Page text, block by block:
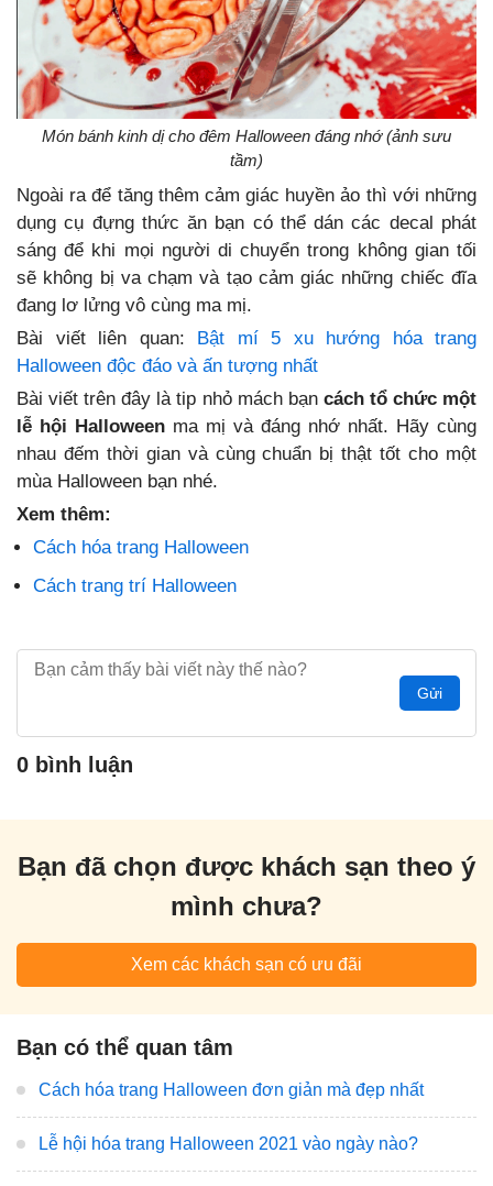
Món bánh kinh dị cho đêm Halloween đáng nhớ (ảnh sưu
tầm)
Ngoài ra để tăng thêm cảm giác huyền ảo thì với những
dụng cụ đựng thức ăn bạn có thể dán các decal phát
sáng để khi mọi người di chuyển trong không gian tối
sẽ không bị va chạm và tạo cảm giác những chiếc đĩa
đang lơ lửng vô cùng ma mị.
Bài viết liên quan: Bật mí 5 xu hướng hóa trang
Halloween độc đáo và ấn tượng nhất
Bài viết trên đây là tip nhỏ mách bạncách tổ chức một
lễ hội Halloween ma mị và đáng nhớ nhất. Hãy cùng
nhau đếm thời gian và cùng chuẩn bị thật tốt cho một
mùa Halloween bạn nhé.
Xem thêm:
Cách hóa trang Halloween
Cách trang trí Halloween
Gửi
0 bình luận
Bạn đã chọn được khách sạn theo ý
mình chưa?
Xem các khách sạn có ưu đãi
Bạn có thể quan tâm
Cách hóa trang Halloween đơn giản mà đẹp nhất
Lễ hội hóa trang Halloween 2021 vào ngày nào?